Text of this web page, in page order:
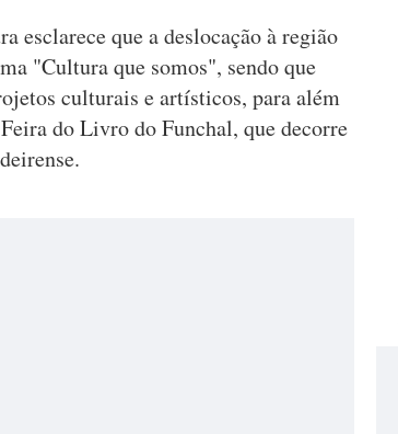
esclarece que a deslocação à região
"Cultura que somos", sendo que
culturais e artísticos, para além
do Livro do Funchal, que decorre